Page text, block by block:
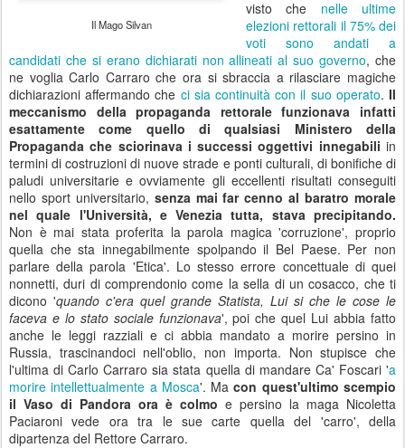
Il Mago Silvan
visto che nelle ultime
elezioni rettorali il 75% dei
voti sono andati a
candidati che si erano dichiarati non allineati al suo governo, che
ne voglia Carlo Carraro che ora si sbraccia a rilasciare magiche
dichiarazioni affermando che ci sia continuità con il suo operato.Il
meccanismo della propaganda rettorale funzionava infatti
esattamente come quello di qualsiasi Ministero della
Propaganda che sciorinava i successi oggettivi innegabili in
termini di costruzioni di nuove strade e ponti culturali, di bonifiche di
paludi universitarie e ovviamente gli eccellenti risultati conseguiti
nello sport universitario, senza mai far cenno al baratro morale
nel quale l'Università, e Venezia tutta, stava precipitando.
Non è mai stata proferita la parola magica 'corruzione', proprio
quella che sta innegabilmente spolpando il Bel Paese. Per non
parlare della parola 'Etica'. Lo stesso errore concettuale di quei
nonnetti, duri di comprendonio come la sella di un cosacco, che ti
dicono 'quando c'era quel grande Statista, Lui si che le cose le
faceva e lo stato sociale funzionava', poi che quel Lui abbia fatto
anche le leggi razziali e ci abbia mandato a morire persino in
Russia, trascinandoci nell'oblio, non importa. Non stupisce che
l'ultima di Carlo Carraro sia stata quella di mandare Ca' Foscari 'a
morire intellettualmente a Mosca'. Ma con quest'ultimo scempio
il Vaso di Pandora ora è colmo e persino la maga Nicoletta
Paciaroni vede ora tra le sue carte quella del 'carro', della
dipartenza del Rettore Carraro.